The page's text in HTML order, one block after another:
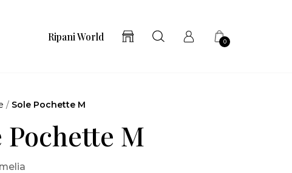
Ripani World 0
/ Sole Pochette M
Pochette M